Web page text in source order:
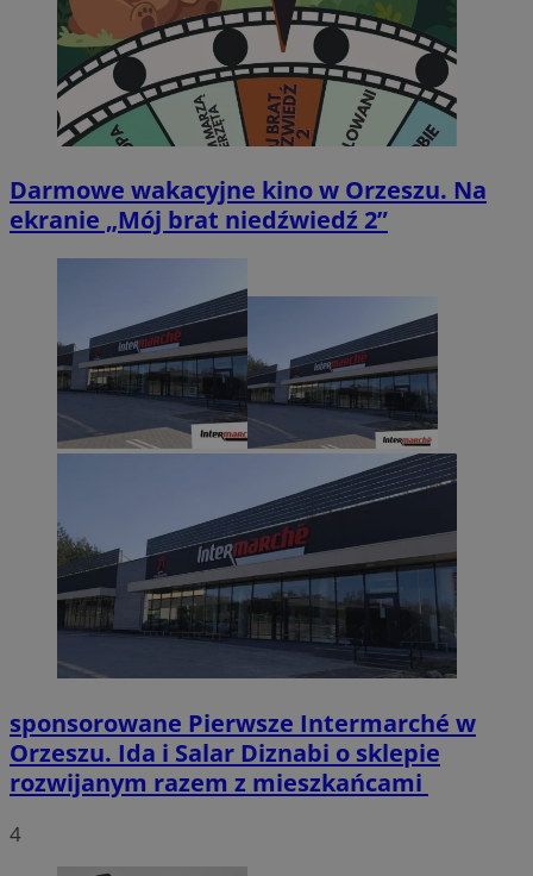
Darmowe wakacyjne kino w Orzeszu. Na
ekranie „Mój brat niedźwiedź 2”
sponsorowane Pierwsze Intermarché w
Orzeszu. Ida i Salar Diznabi o sklepie
rozwijanym razem z mieszkańcami
4